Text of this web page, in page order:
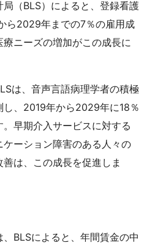
（BLS）によると、登録看護
ら2029年までの7％の雇用成
ニーズの増加がこの成長に
は、音声言語病理学者の積極
し、2019年から2029年に18％
早期介入サービスに対する
ーション障害のある人々の
は、この成長を促進しま
BLSによると、年間賃金の中